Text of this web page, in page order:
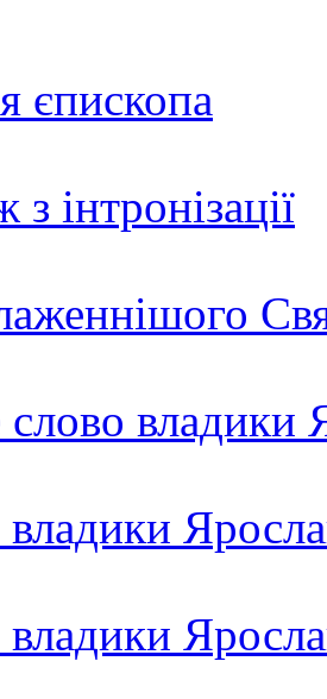
єпископа
інтронізації
владики
владики
владики